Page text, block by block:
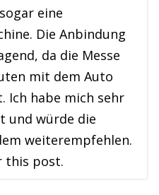
eine
Die Anbindung
da die Messe
mit dem Auto
Ich habe mich sehr
und würde die
weiterempfehlen.
this post.